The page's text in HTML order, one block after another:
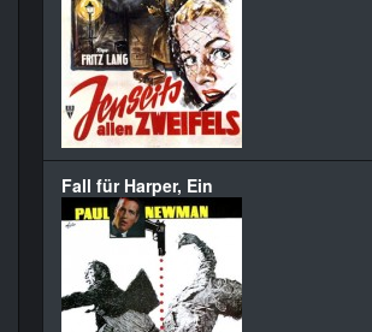
Fall für Harper, Ein